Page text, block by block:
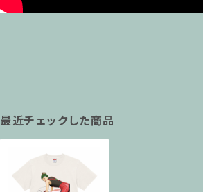
最近チェックした商品